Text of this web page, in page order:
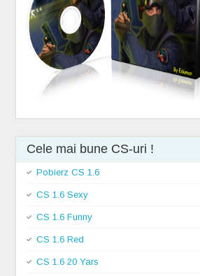
Cele mai bune CS-uri !
Pobierz CS 1.6
CS 1.6 Sexy
CS 1.6 Funny
CS 1.6 Red
CS 1.6 20 Yars